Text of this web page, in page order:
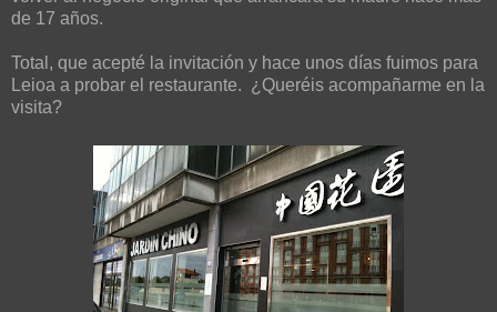
de 17 años.
Total, que acepté la invitación y hace unos días fuimos para
Leioa a probar el restaurante. ¿Queréis acompañarme en la
visita?